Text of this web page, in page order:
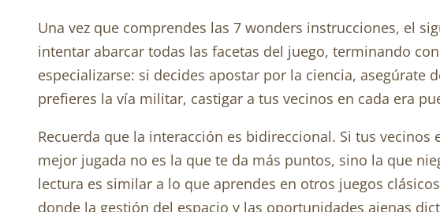
Una vez que comprendes las 7 wonders instrucciones, el
intentar abarcar todas las facetas del juego, terminando
especializarse: si decides apostar por la ciencia,
prefieres la vía militar, castigar a tus vecinos en cada era
Recuerda que la interacción es bidireccional. Si tus
mejor jugada no es la que te da más puntos, sino la que
lectura es similar a lo que aprendes en otros juegos
donde la gestión del espacio y las oportunidades ajenas